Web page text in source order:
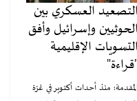
التصعيد العسكري بين
الحوثيين وإسرائيل وأفق
التسويات الإقليمية
منذ أحداث أكتوبر في غزة